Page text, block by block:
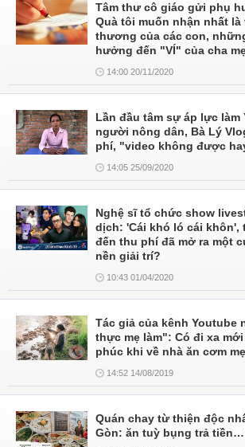
Tâm thư cô giáo gửi phụ
Quà tôi muốn nhận nhất là
thương của các con,
hưởng đến "VÍ" của cha
14:00 20/11/2020
Lần đầu tâm sự áp lực làm
người nông dân, Bà Lý
phí, "video không được
14:05 25/09/2020
Nghệ sĩ tổ chức show
dịch: 'Cái khó ló cái khôn',
đến thu phí đã mở ra một
nền giải trí?
10:43 01/04/2020
Tác giả của kênh Youtube
thực mẹ làm": Có đi xa
phúc khi về nhà ăn cơm
14:52 14/08/2019
Quán chay từ thiện độc
Gòn: ăn tuỳ bụng trả